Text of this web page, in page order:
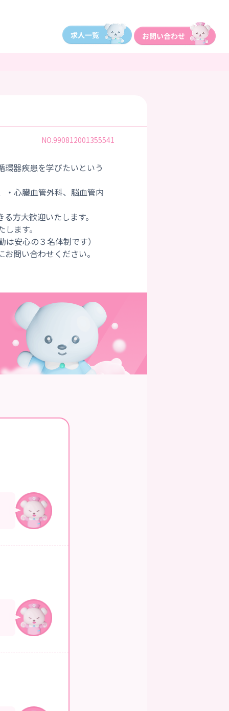
NO.990812001355541
環器疾患を学びたいという
・心臓血管外科、脳血管内
方大歓迎いたします。
ます。
安心の３名体制です）
問い合わせください。